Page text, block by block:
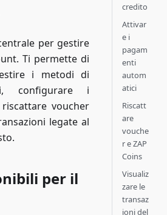
per gestire
Ti permette di
i metodi di
configurare i
voucher
legate al
per il
credito
Attivar
e i
pagam
enti
autom
atici
Riscatt
are
vouche
r e ZAP
Coins
Visualiz
zare le
transaz
ioni del